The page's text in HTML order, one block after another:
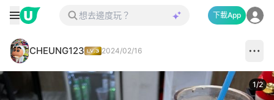
下載App
CHEUNG123 2024/02/16
1/2